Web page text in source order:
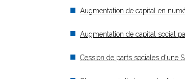
Augmentation de capital en
Augmentation de capital social
Cession de parts sociales d'une